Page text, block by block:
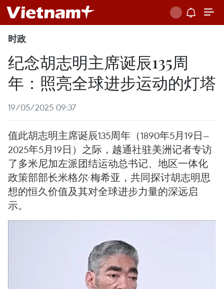
时政
纪念胡志明主席诞辰135周
年：照亮全球进步运动的灯塔
19/05/2025 09:37
值此胡志明主席诞辰135周年（1890年5月19日—
2025年5月19日）之际，越通社驻美洲记者专访
了多米尼加左派团结运动总书记、地区一体化
政策部部长米格尔·梅希亚，共同探讨胡志明思
想的恒久价值及其对全球进步力量的深远启
示。